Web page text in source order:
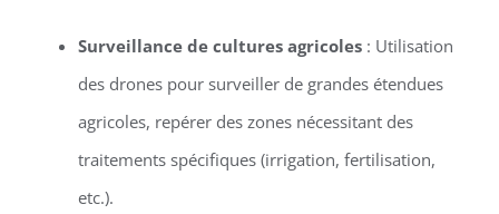
Surveillance de cultures agricoles: Utilisation
des drones pour surveiller de grandes étendues
agricoles, repérer des zones nécessitant des
traitements spécifiques (irrigation, fertilisation,
etc.).